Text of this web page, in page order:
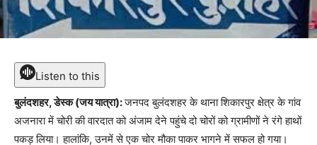
Listen to this
बुलंदशहर, डेस्क (जय यात्रा):जनपद बुलंदशहर के थाना शिकारपुर क्षेत्र के गांव
अजनारा में चोरी की वारदात को अंजाम देने पहुंचे दो चोरों को ग्रामीणों ने रंगे हाथों
पकड़ लिया। हालांकि, उनमें से एक चोर मौका पाकर भागने में सफल हो गया।